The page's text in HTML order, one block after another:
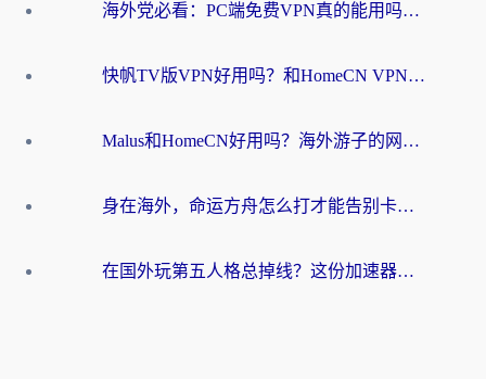
海外党必看：PC端免费VPN真的能用吗？教你无缝访问国内资源的正确姿势
快帆TV版VPN好用吗？和HomeCN VPN对比哪个回国效果更好？真实体验告诉你
Malus和HomeCN好用吗？海外游子的网络乡愁，到底该如何安放？
身在海外，命运方舟怎么打才能告别卡顿？这份终极指南给你答案
在国外玩第五人格总掉线？这份加速器终极指南让你丝滑上分